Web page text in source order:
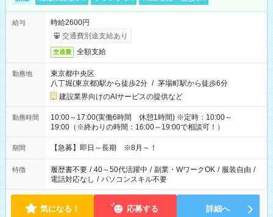
給与
時給2600円
交通費別途支給あり
交通費 全額支給
勤務地
東京都中央区
八丁堀(東京都)駅から徒歩2分 / 茅場町駅から徒歩6分
建設業界向けのAIサービスの提供など
勤務時間
10:00～17:00(実働6時間 休憩1時間) ※定時：10:00～
19:00（※終わりの時間：16:00～19:00で相談可！）
期間 【急募】即日～長期 ※8月～！
特徴 履歴書不要 / 40～50代活躍中 / 副業・WワークOK / 服装自由 /
電話対応なし / パソコンスキル不要
気になる！ 応募する 詳細へ